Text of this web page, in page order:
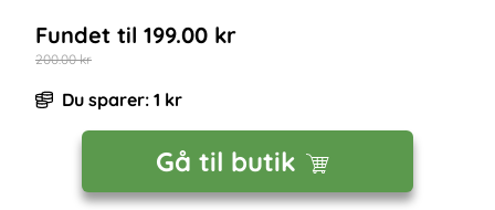
Fundet til 199.00 kr
200.00kr
Du sparer: 1 kr
Gå til butik